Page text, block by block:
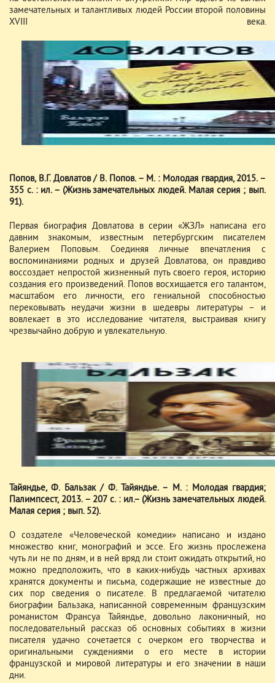
замечательных и талантливых людей России второй половины
XVIII века.
Попов, В.Г. Довлатов / В. Попов. – М. : Молодая гвардия, 2015. –
355 с. : ил. – (Жизнь замечательных людей. Малая серия ; вып.
91).
Первая биография Довлатова в серии «ЖЗЛ» написана его
давним знакомым, известным петербургским писателем
Валерием Поповым. Соединяя личные впечатления с
воспоминаниями родных и друзей Довлатова, он правдиво
воссоздает непростой жизненный путь своего героя, историю
создания его произведений. Попов восхищается его талантом,
масштабом его личности, его гениальной способностью
перековывать неудачи жизни в шедевры литературы – и
вовлекает в это исследование читателя, выстраивая книгу
чрезвычайно добрую и увлекательную.
Тайяндье, Ф. Бальзак / Ф. Тайяндье. – М. : Молодая гвардия;
Палимпсест, 2013. – 207 с. : ил.– (Жизнь замечательных людей.
Малая серия ; вып. 52).
О создателе «Человеческой комедии» написано и издано
множество книг, монографий и эссе. Его жизнь прослежена
чуть ли не по дням, и в ней вряд ли стоит ожидать открытий, но
можно предположить, что в каких-нибудь частных архивах
хранятся документы и письма, содержащие не известные до
сих пор сведения о писателе. В предлагаемой читателю
биографии Бальзака, написанной современным французским
романистом Франсуа Тайяндье, довольно лаконичный, но
последовательный рассказ об основных событиях в жизни
писателя удачно сочетается с очерком его творчества и
оригинальными суждениями о его месте в истории
французской и мировой литературы и его значении в наши
дни.